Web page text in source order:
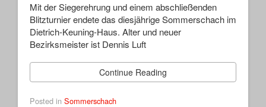
Mit der Siegerehrung und einem abschließenden
Blitzturnier endete das diesjährige Sommerschach im
Dietrich-Keuning-Haus. Alter und neuer
Bezirksmeister ist Dennis Luft
Continue Reading
Posted in Sommerschach